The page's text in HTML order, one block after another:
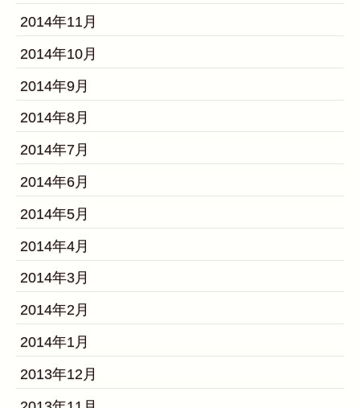
2014年11月
2014年10月
2014年9月
2014年8月
2014年7月
2014年6月
2014年5月
2014年4月
2014年3月
2014年2月
2014年1月
2013年12月